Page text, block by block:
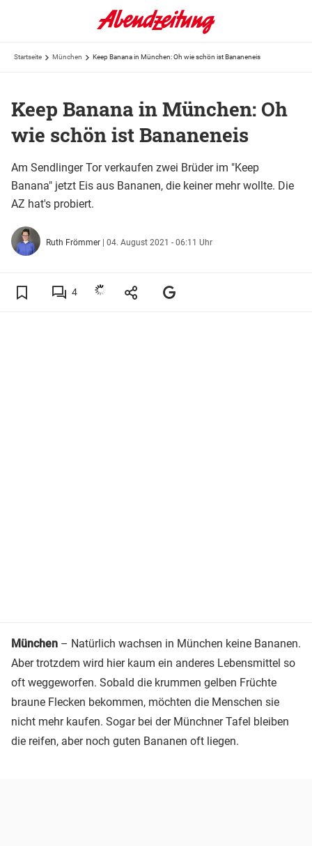
Startseite München Keep Banana in München: Oh wie schön ist Bananeneis
Keep Banana in München: Oh
wie schön ist Bananeneis
Am Sendlinger Tor verkaufen zwei Brüder im "Keep
Banana" jetzt Eis aus Bananen, die keiner mehr wollte. Die
AZ hat's probiert.
Ruth Frömmer | 04. August 2021 - 06:11 Uhr
4
München – Natürlich wachsen in München keine Bananen.
Aber trotzdem wird hier kaum ein anderes Lebensmittel so
oft weggeworfen. Sobald die krummen gelben Früchte
braune Flecken bekommen, möchten die Menschen sie
nicht mehr kaufen. Sogar bei der Münchner Tafel bleiben
die reifen, aber noch guten Bananen oft liegen.